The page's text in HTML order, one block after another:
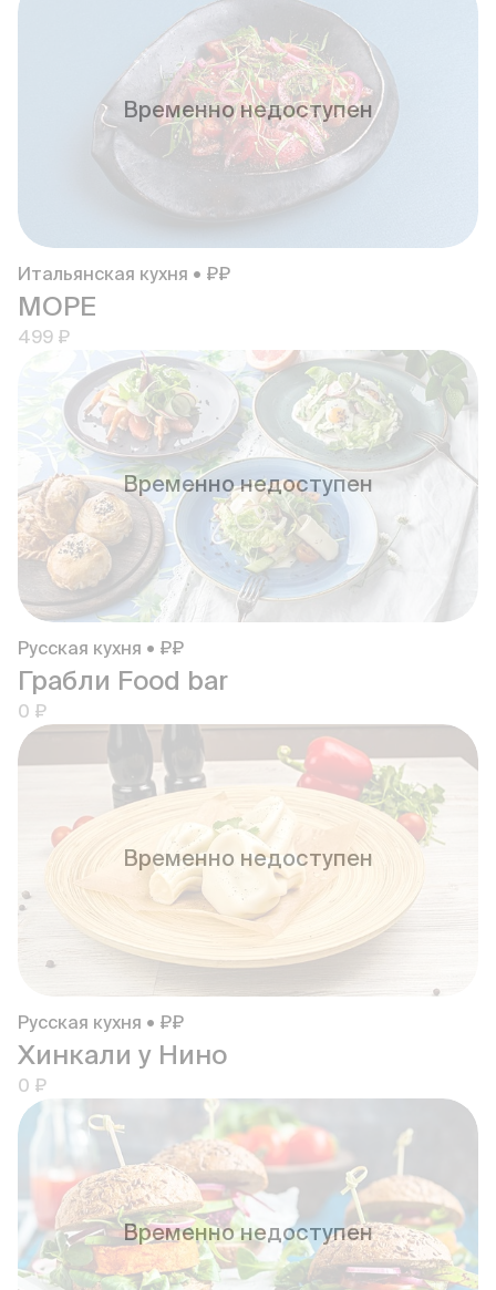
Временно недоступен
Итальянская кухня • ₽₽
МОРЕ
499 ₽
Временно недоступен
Русская кухня • ₽₽
Грабли Food bar
0 ₽
Временно недоступен
Русская кухня • ₽₽
Хинкали у Нино
0 ₽
Временно недоступен